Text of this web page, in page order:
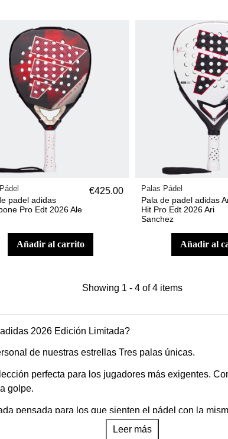
padel adidas
Pro Edt 2026 Ale
€425.00
añadir al carrito
Palas Pádel
Pala de padel adidas
Hit Pro Edt 2026 Ari
Sanchez
añadir al
Showing 1 - 4 of 4 items
2026 Edición Limitada?
de nuestras estrellas Tres palas únicas.
perfecta para los jugadores más exigentes.
golpe.
pensada para los que sienten el pádel con la
de palas. Es un homenaje al origen, carácter y
Leer más